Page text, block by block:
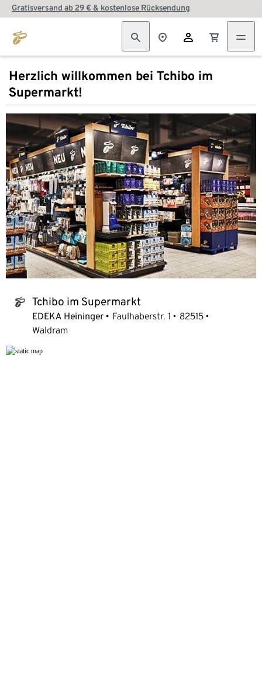
Gratisversand ab 29 € & kostenlose Rücksendung
Herzlich willkommen bei Tchibo im
Supermarkt!
tchibo_logo Tchibo im Supermarkt
EDEKA Heininger Faulhaberstr. 1
82515
Waldram